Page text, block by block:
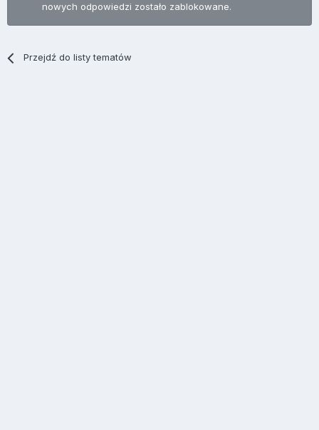
nowych odpowiedzi zostało zablokowane.
Przejdź do listy tematów